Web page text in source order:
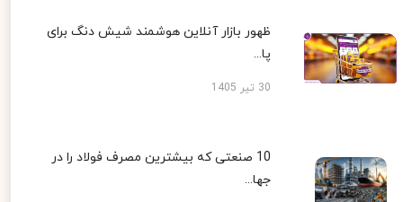
ظهور بازار آنلاین هوشمند شیش دنگ برای
پا...
30 تیر 1405
10 صنعتی که بیشترین مصرف فولاد را در
جها...